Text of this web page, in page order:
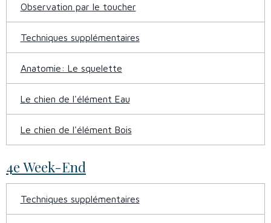
Observation par le toucher
Techniques supplémentaires
Anatomie: Le squelette
Le chien de l'élément Eau
Le chien de l'élément Bois
4e Week-End
Techniques supplémentaires